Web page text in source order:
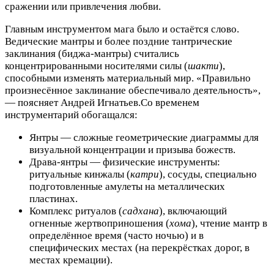
сражении или привлечения любви.
Главным инструментом мага было и остаётся слово.
Ведические мантры и более поздние тантрические
заклинания (биджа-мантры) считались
концентрированными носителями силы (шакти),
способными изменять материальный мир. «Правильно
произнесённое заклинание обеспечивало деятельность»,
— поясняет Андрей Игнатьев.Со временем
инструментарий обогащался:
Янтры — сложные геометрические диаграммы для
визуальной концентрации и призыва божеств.
Драва-янтры — физические инструменты:
ритуальные кинжалы (катри), сосуды, специально
подготовленные амулеты на металлических
пластинах.
Комплекс ритуалов (садхана), включающий
огненные жертвоприношения (хома), чтение мантр в
определённое время (часто ночью) и в
специфических местах (на перекрёстках дорог, в
местах кремации).